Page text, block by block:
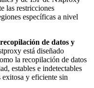
las restricciones
específicas a nivel
de datos y
está diseñado
la recopilación de datos
estables e indetectables
exitosa y eficiente sin